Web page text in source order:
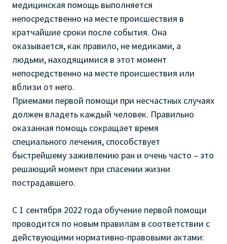
медицинская помощь выполняется
непосредственно на месте происшествия в
кратчайшие сроки после события. Она
оказывается, как правило, не медиками, а
людьми, находящимися в этот момент
непосредственно на месте происшествия или
вблизи от него.
Приемами первой помощи при несчастных случаях
должен владеть каждый человек. Правильно
оказанная помощь сокращает время
специального лечения, способствует
быстрейшему заживлению ран и очень часто – это
решающий момент при спасении жизни
пострадавшего.
С 1 сентября 2022 года обучение первой помощи
проводится по новым правилам в соответствии с
действующими нормативно-правовыми актами: